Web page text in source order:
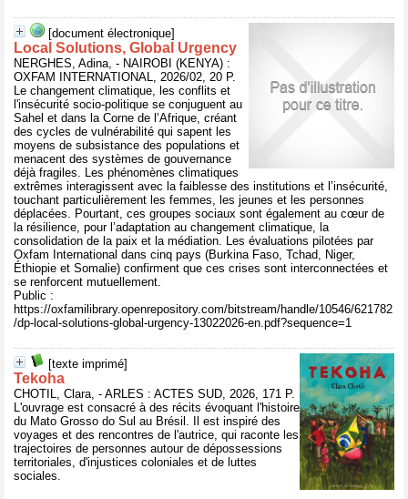
[document électronique]
Local Solutions, Global Urgency
NERGHES, Adina, - NAIROBI (KENYA) :
OXFAM INTERNATIONAL, 2026/02, 20 P.
Le changement climatique, les conflits et
l'insécurité socio-politique se conjuguent au
Sahel et dans la Corne de l’Afrique, créant
des cycles de vulnérabilité qui sapent les
moyens de subsistance des populations et
menacent des systèmes de gouvernance
déjà fragiles. Les phénomènes climatiques
extrêmes interagissent avec la faiblesse des institutions et l’insécurité,
touchant particulièrement les femmes, les jeunes et les personnes
déplacées. Pourtant, ces groupes sociaux sont également au cœur de
la résilience, pour l’adaptation au changement climatique, la
consolidation de la paix et la médiation. Les évaluations pilotées par
Oxfam International dans cinq pays (Burkina Faso, Tchad, Niger,
Éthiopie et Somalie) confirment que ces crises sont interconnectées et
se renforcent mutuellement.
Public :
https://oxfamilibrary.openrepository.com/bitstream/handle/10546/621782
/dp-local-solutions-global-urgency-13022026-en.pdf?sequence=1
[texte imprimé]
Tekoha
CHOTIL, Clara, - ARLES : ACTES SUD, 2026, 171 P.
L'ouvrage est consacré à des récits évoquant l'histoire
du Mato Grosso do Sul au Brésil. Il est inspiré des
voyages et des rencontres de l'autrice, qui raconte les
trajectoires de personnes autour de dépossessions
territoriales, d'injustices coloniales et de luttes
sociales.